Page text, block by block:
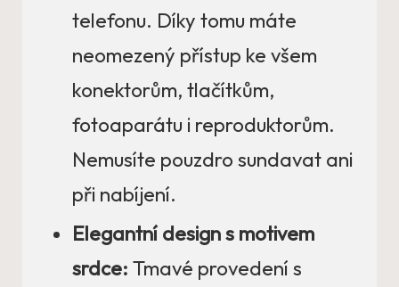
telefonu. Díky tomu máte
neomezený přístup ke všem
konektorům, tlačítkům,
fotoaparátu i reproduktorům.
Nemusíte pouzdro sundavat ani
při nabíjení.
Elegantní design s motivem
srdce: Tmavé provedení s